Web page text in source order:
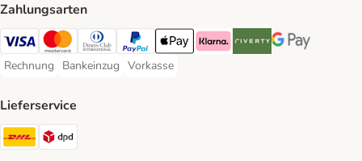
Zahlungsarten
Visa Payment Method
Mastercard Payment Method
Diners Club Payment Method
PayPal Payment Method
Apple Pay Payment Method
Klarna Payment Method
Riverty Payment Method
Google Pay
Rechnung
Rechnung Payment Method
Bankeinzug
Bankeinzug Payment Method
Vorkasse
Vorkasse Payment Method
Lieferservice
DHL Shipping Method